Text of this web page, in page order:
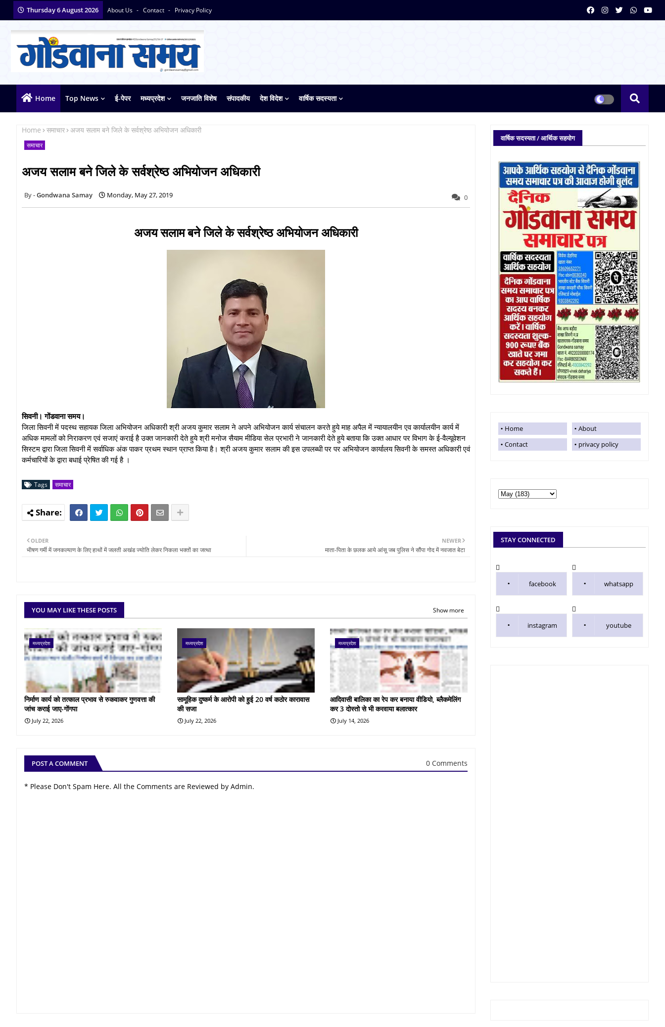
Thursday 6 August 2026 About Us Contact Privacy Policy
Home Top News ई-पेपर मध्यप्रदेश जनजाति विशेष संपादकीय देश विदेश वार्षिक सदस्यता
Home समाचार अजय सलाम बने जिले के सर्वश्रेष्ठ अभियोजन अधिकारी
समाचार
अजय सलाम बने जिले के सर्वश्रेष्ठ अभियोजन अधिकारी
Gondwana Samay Monday, May 27, 2019 0
अजय सलाम बने जिले के सर्वश्रेष्ठ अभियोजन अधिकारी
सिवनी। गोंडवाना समय।
जिला सिवनी में पदस्थ सहायक जिला अभियोजन अधिकारी श्री अजय कुमार सलाम ने अपने अभियोजन कार्य संचालन करते हुये माह अपैल में न्यायालयीन एव कार्यालयीन कार्य में
अधिक मामलों को निराकरण एवं सजाएं कराई है उक्त जानकारी देते हुये श्री मनोज सैयाम मीडिया सेल प्रभारी ने जानकारी देते हुये बताया कि उक्त आधार पर विभाग के ई-वैल्यूवेशन
सिस्टम द्वारा जिला सिवनी में सर्वाधिक अंक पाकर प्रथम स्थान प्राप्त किया है। श्री अजय कुमार सलाम की इस उपलब्धी पर पर अभियोजन कार्यालय सिवनी के समस्त अधिकारी एवं
कर्मचारियों के द्वारा बधाई प्रेषित की गई है ।
Tags समाचार
NEWER
माता-पिता के छलक आये आंसू जब पुलिस ने सौंपा गोद में नवजात बेटा
OLDER
भीषण गर्मी में जनकल्याण के लिए हाथों में जलती अखंड ज्योति लेकर निकला भक्तों का जत्था
YOU MAY LIKE THESE POSTS Show more
मध्यप्रदेश
निर्माण कार्य को तत्काल प्रभाव से रुकवाकर गुणवत्ता की
जांच कराई जाए-गोंगपा
July 22, 2026
मध्यप्रदेश
सामूहिक दुष्कर्म के आरोपी को हुई 20 वर्ष कठोर कारावास
की सजा
July 22, 2026
मध्यप्रदेश
आदिवासी बालिका का रेप कर बनाया वीडियो, ब्लैकमेलिंग
कर 3 दोस्तो से भी करवाया बलात्कार
July 14, 2026
POST A COMMENT 0 Comments
* Please Don't Spam Here. All the Comments are Reviewed by Admin.
वार्षिक सदस्यता / आर्थिक सहयोग
Home
About
Contact
privacy policy
STAY CONNECTED
facebook whatsapp
instagram youtube